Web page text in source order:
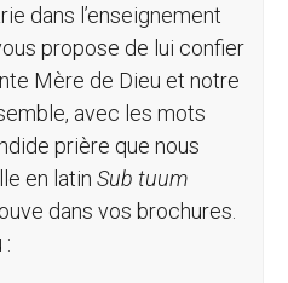
dans l’enseignement
propose de lui confier
Mère de Dieu et notre
avec les mots
prière que nous
en latin Sub tuum
dans vos brochures.